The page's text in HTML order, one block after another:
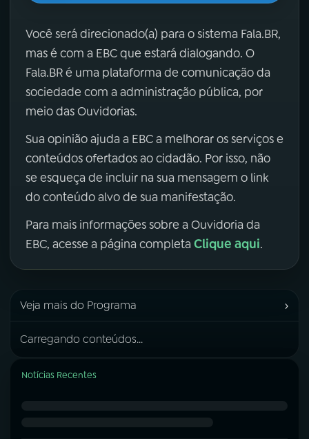
Você será direcionado(a) para o sistema Fala.BR,
mas é com a EBC que estará dialogando. O
Fala.BR é uma plataforma de comunicação da
sociedade com a administração pública, por
meio das Ouvidorias.
Sua opinião ajuda a EBC a melhorar os serviços e
conteúdos ofertados ao cidadão. Por isso, não
se esqueça de incluir na sua mensagem o link
do conteúdo alvo de sua manifestação.
Para mais informações sobre a Ouvidoria da
EBC, acesse a página completa Clique aqui.
Veja mais do Programa ›
Carregando conteúdos...
Notícias Recentes